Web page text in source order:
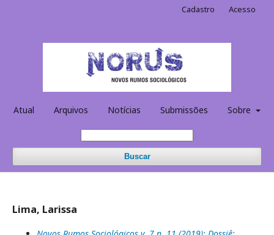
Atual Arquivos Notícias Submissões Sobre
Buscar
Cadastro Acesso
Lima, Larissa